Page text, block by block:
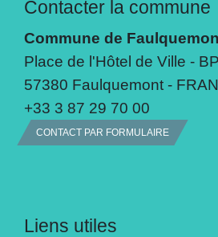
Contacter la commune
Commune de
Place de l'Hôtel de Ville -
57380 Faulquemont -
+33 3 87 29 70 00
CONTACT PAR FORMULAIRE
Liens utiles